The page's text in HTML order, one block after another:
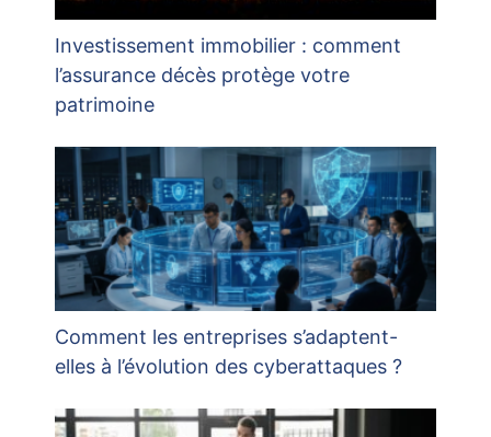
Investissement immobilier : comment
l’assurance décès protège votre
patrimoine
Comment les entreprises s’adaptent-
elles à l’évolution des cyberattaques ?